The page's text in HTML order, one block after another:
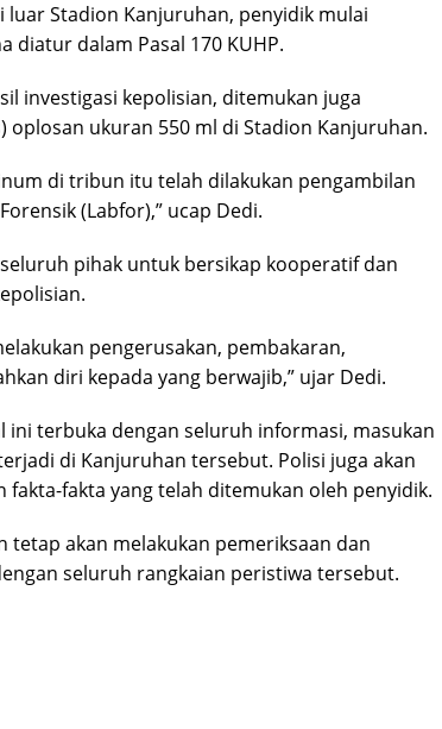
Stadion Kanjuruhan, penyidik mulai
diatur dalam Pasal 170 KUHP.
investigasi kepolisian, ditemukan juga
ukuran 550 ml di Stadion Kanjuruhan.
di tribun itu telah dilakukan pengambilan
(Labfor),” ucap Dedi.
pihak untuk bersikap kooperatif dan
pengerusakan, pembakaran,
diri kepada yang berwajib,” ujar Dedi.
ini terbuka dengan seluruh informasi, masukan
di Kanjuruhan tersebut. Polisi juga akan
fakta-fakta yang telah ditemukan oleh penyidik.
tetap akan melakukan pemeriksaan dan
seluruh rangkaian peristiwa tersebut.